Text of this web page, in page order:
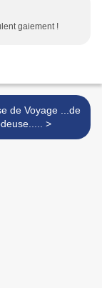
gaiement !
de Voyage ...de
brodeuse..... >